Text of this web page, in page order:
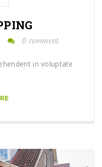
0 comment
in voluptate